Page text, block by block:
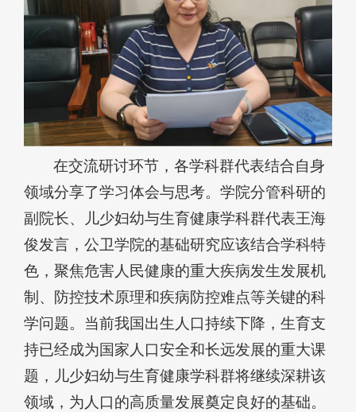
在交流研讨环节，各学科群代表结合自身
领域分享了学习体会与思考。学院分管科研的
副院长、儿少妇幼与生育健康学科群代表王海
俊发言，公卫学院的基础研究应该结合学科特
色，聚焦危害人民健康的重大疾病发生发展机
制、防控技术原理和疾病防控难点等关键的科
学问题。当前我国出生人口持续下降，生育支
持已经成为国家人口安全和长远发展的重大课
题，儿少妇幼与生育健康学科群将继续深耕该
领域，为人口的高质量发展奠定良好的基础。